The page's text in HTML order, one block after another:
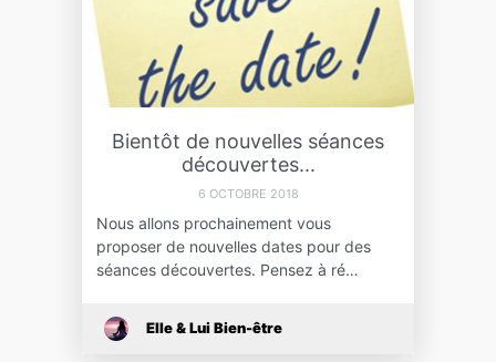
Bientôt de nouvelles séances
découvertes...
6 OCTOBRE 2018
Nous allons prochainement vous
proposer de nouvelles dates pour des
séances découvertes. Pensez à ré…
Elle & Lui Bien-être